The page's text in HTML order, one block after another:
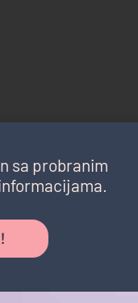
sa probranim